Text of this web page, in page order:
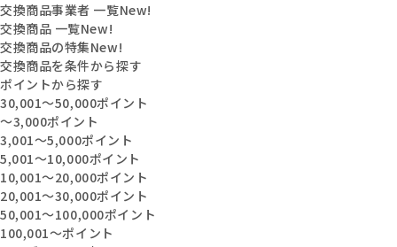
交換商品事業者 一覧New!
交換商品 一覧New!
交換商品の特集New!
交換商品を条件から探す
ポイントから探す
30,001〜50,000ポイント
〜3,000ポイント
3,001〜5,000ポイント
5,001〜10,000ポイント
10,001〜20,000ポイント
20,001〜30,000ポイント
50,001〜100,000ポイント
100,001〜ポイント